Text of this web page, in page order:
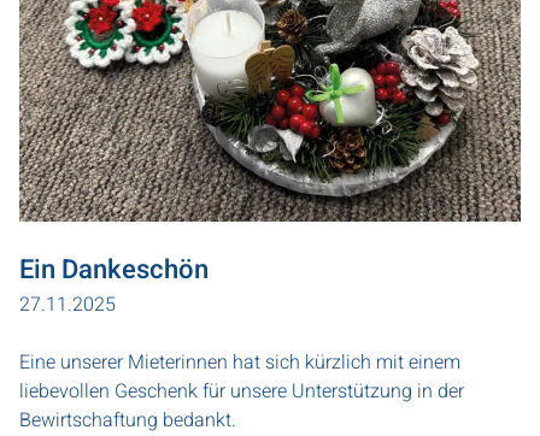
Ein Dankeschön
27.11.2025
Eine unserer Mieterinnen hat sich kürzlich mit einem
liebevollen Geschenk für unsere Unterstützung in der
Bewirtschaftung bedankt.